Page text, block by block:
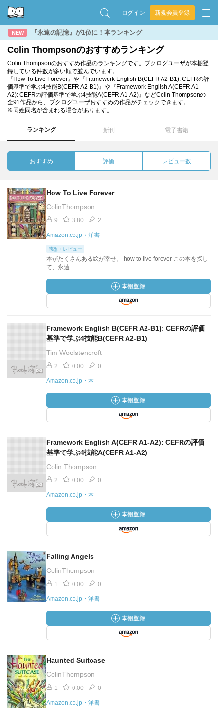
ログイン 新規会員登録
NEW 『永遠の記憶』が1位に！本ランキング
Colin Thompsonのおすすめランキング
Colin Thompsonのおすすめ作品のランキングです。ブクログユーザが本棚登
録している件数が多い順で並んでいます。
『How To Live Forever』や『Framework English B(CEFR A2-B1): CEFRの評
価基準で学ぶ4技能B(CEFR A2-B1)』や『Framework English A(CEFR A1-
A2): CEFRの評価基準で学ぶ4技能A(CEFR A1-A2)』などColin Thompsonの
全91作品から、ブクログユーザおすすめの作品がチェックできます。
※同姓同名が含まれる場合があります。
ランキング 新刊 電子書籍
おすすめ 評価 レビュー数
How To Live Forever
ColinThompson
9 3.80 2
Amazon.co.jp・洋書
感想・レビュー
本がたくさんある絵が幸せ。 how to live forever この本を探し
て、永遠...
Framework English B(CEFR A2-B1): CEFRの評価
基準で学ぶ4技能B(CEFR A2-B1)
Tim Woolstencroft
2 0.00 0
Amazon.co.jp・本
Framework English A(CEFR A1-A2): CEFRの評価
基準で学ぶ4技能A(CEFR A1-A2)
Colin Thompson
2 0.00 0
Amazon.co.jp・本
Falling Angels
ColinThompson
1 0.00 0
Amazon.co.jp・洋書
Haunted Suitcase
ColinThompson
1 0.00 0
Amazon.co.jp・洋書